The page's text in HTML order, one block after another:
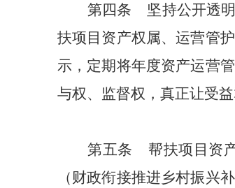
第四条
坚持公开透
扶项目资产权属、运营管
示，定期将年度资产运营
与权、监督权，真正让受
第五条
帮扶项目资
（财政衔接推进乡村振兴